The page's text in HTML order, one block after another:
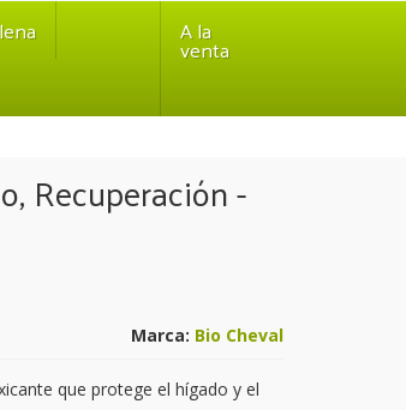
A la
venta
Recuperación -
Marca: Bio Cheval
que protege el hígado y el